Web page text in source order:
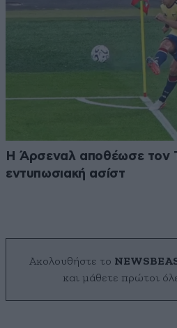
Η Άρσεναλ αποθέωσε τον
εντυπωσιακή ασίστ
Ακολουθήστε το
και μάθετε πρώτοι